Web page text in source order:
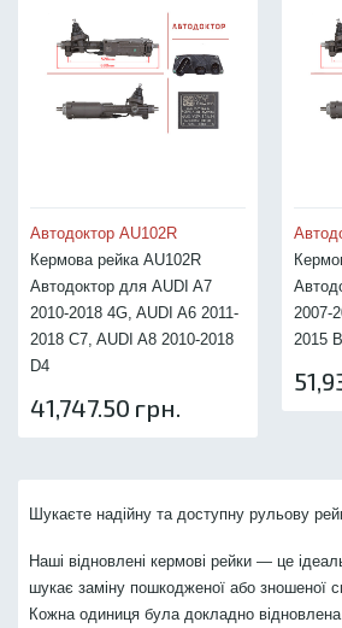
Автодоктор AU102R
Кермова рейка AU102R
Автодоктор для AUDI A7
2010-2018 4G, AUDI A6 2011-
2018 C7, AUDI A8 2010-2018
D4
41,747.50 грн.
2007-
2015
Шукаєте надійну та доступну рульову
Наші відновлені кермові рейки — це
шукає заміну пошкодженої або зношеної
Кожна одиниця була докладно